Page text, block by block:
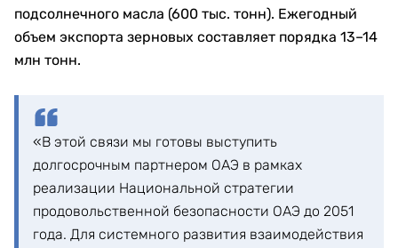
подсолнечного масла (600 тыс. тонн). Ежегодный
объем экспорта зерновых составляет порядка 13–14
млн тонн.
«В этой связи мы готовы выступить
долгосрочным партнером ОАЭ в рамках
реализации Национальной стратегии
продовольственной безопасности ОАЭ до 2051
года. Для системного развития взаимодействия